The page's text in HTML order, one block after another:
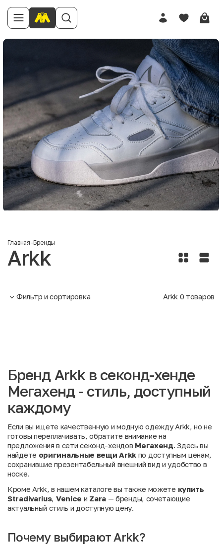
Главная-Бренды
Arkk
Фильтр и сортировка Arkk 0 товаров
Бренд Arkk в секонд-хенде
Мегахенд - стиль, доступный
каждому
Если вы ищете качественную и модную одежду Arkk, но не
готовы переплачивать, обратите внимание на
предложения в сети секонд-хендов Мегахенд. Здесь вы
найдёте оригинальные вещи Arkk по доступным ценам,
сохранившие презентабельный внешний вид и удобство в
носке.
Кроме Arkk, в нашем каталоге вы также можете купить
Stradivarius, Venice и Zara— бренды, сочетающие
актуальный стиль и доступную цену.
Почему выбирают Arkk?